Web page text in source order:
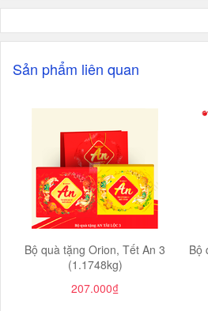
Sản phẩm liên quan
Bộ quà tặng Orion, Tết An 3
(1.1748kg)
207.000₫
Bộ